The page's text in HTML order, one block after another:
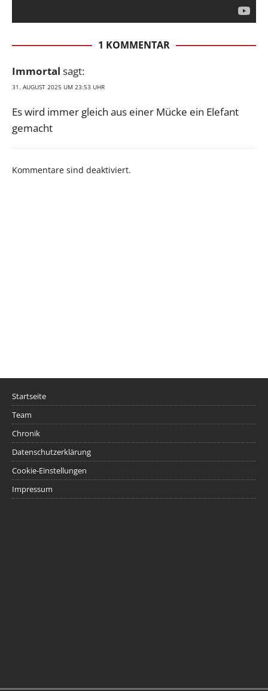
1 KOMMENTAR
Immortal sagt:
31. AUGUST 2025 UM 23:53 UHR
Es wird immer gleich aus einer Mücke ein Elefant
gemacht
Kommentare sind deaktiviert.
Startseite
Team
Chronik
Datenschutzerklärung
Cookie-Einstellungen
Impressum